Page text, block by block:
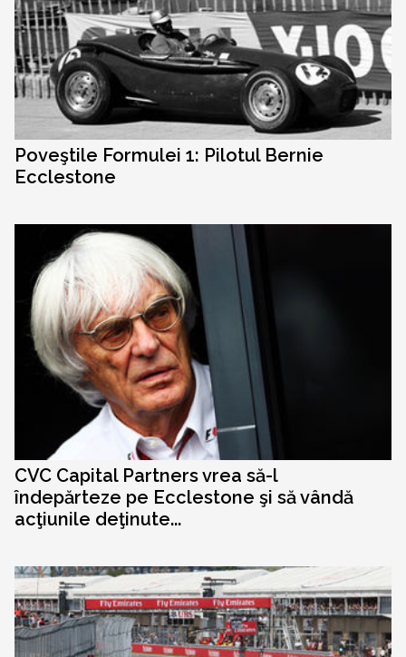
Poveştile Formulei 1: Pilotul Bernie
Ecclestone
CVC Capital Partners vrea să-l
îndepărteze pe Ecclestone şi să vândă
acţiunile deţinute...